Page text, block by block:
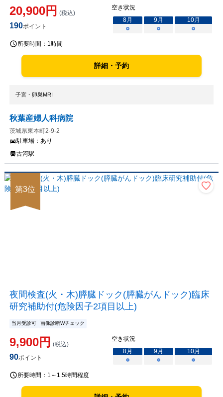
20,900円 (税込)
190ポイント
空き状況
8月 9月 10月
○
○ ○
所要時間： 1時間
詳細・予約
子宮・卵巣MRI
秋葉産婦人科病院
茨城県東本町2-9-2
駐車場： あり
古河駅
第3位
夜間検査(火・木)膵臓ドック(膵臓がんドック)臨床
研究補助付(危険因子2項目以上)
当月受診可 画像診断Wチェック
9,900円 (税込)
90ポイント
空き状況
8月 9月 10月
○
○ ○
所要時間： 1～1.5時間程度